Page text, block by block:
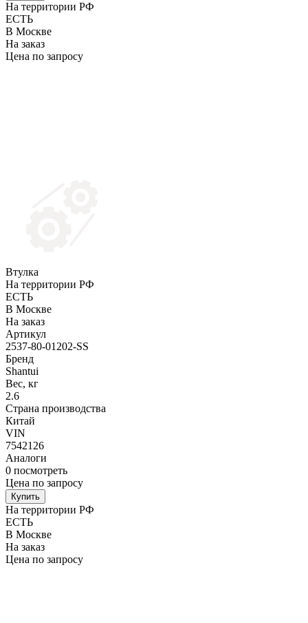
На территории РФ
ЕСТЬ
В Москве
На заказ
Цена по запросу
Втулка
На территории РФ
ЕСТЬ
В Москве
На заказ
Артикул
2537-80-01202-SS
Бренд
Shantui
Вес, кг
2.6
Страна производства
Китай
VIN
7542126
Аналоги
0 посмотреть
Цена по запросу
Купить
На территории РФ
ЕСТЬ
В Москве
На заказ
Цена по запросу